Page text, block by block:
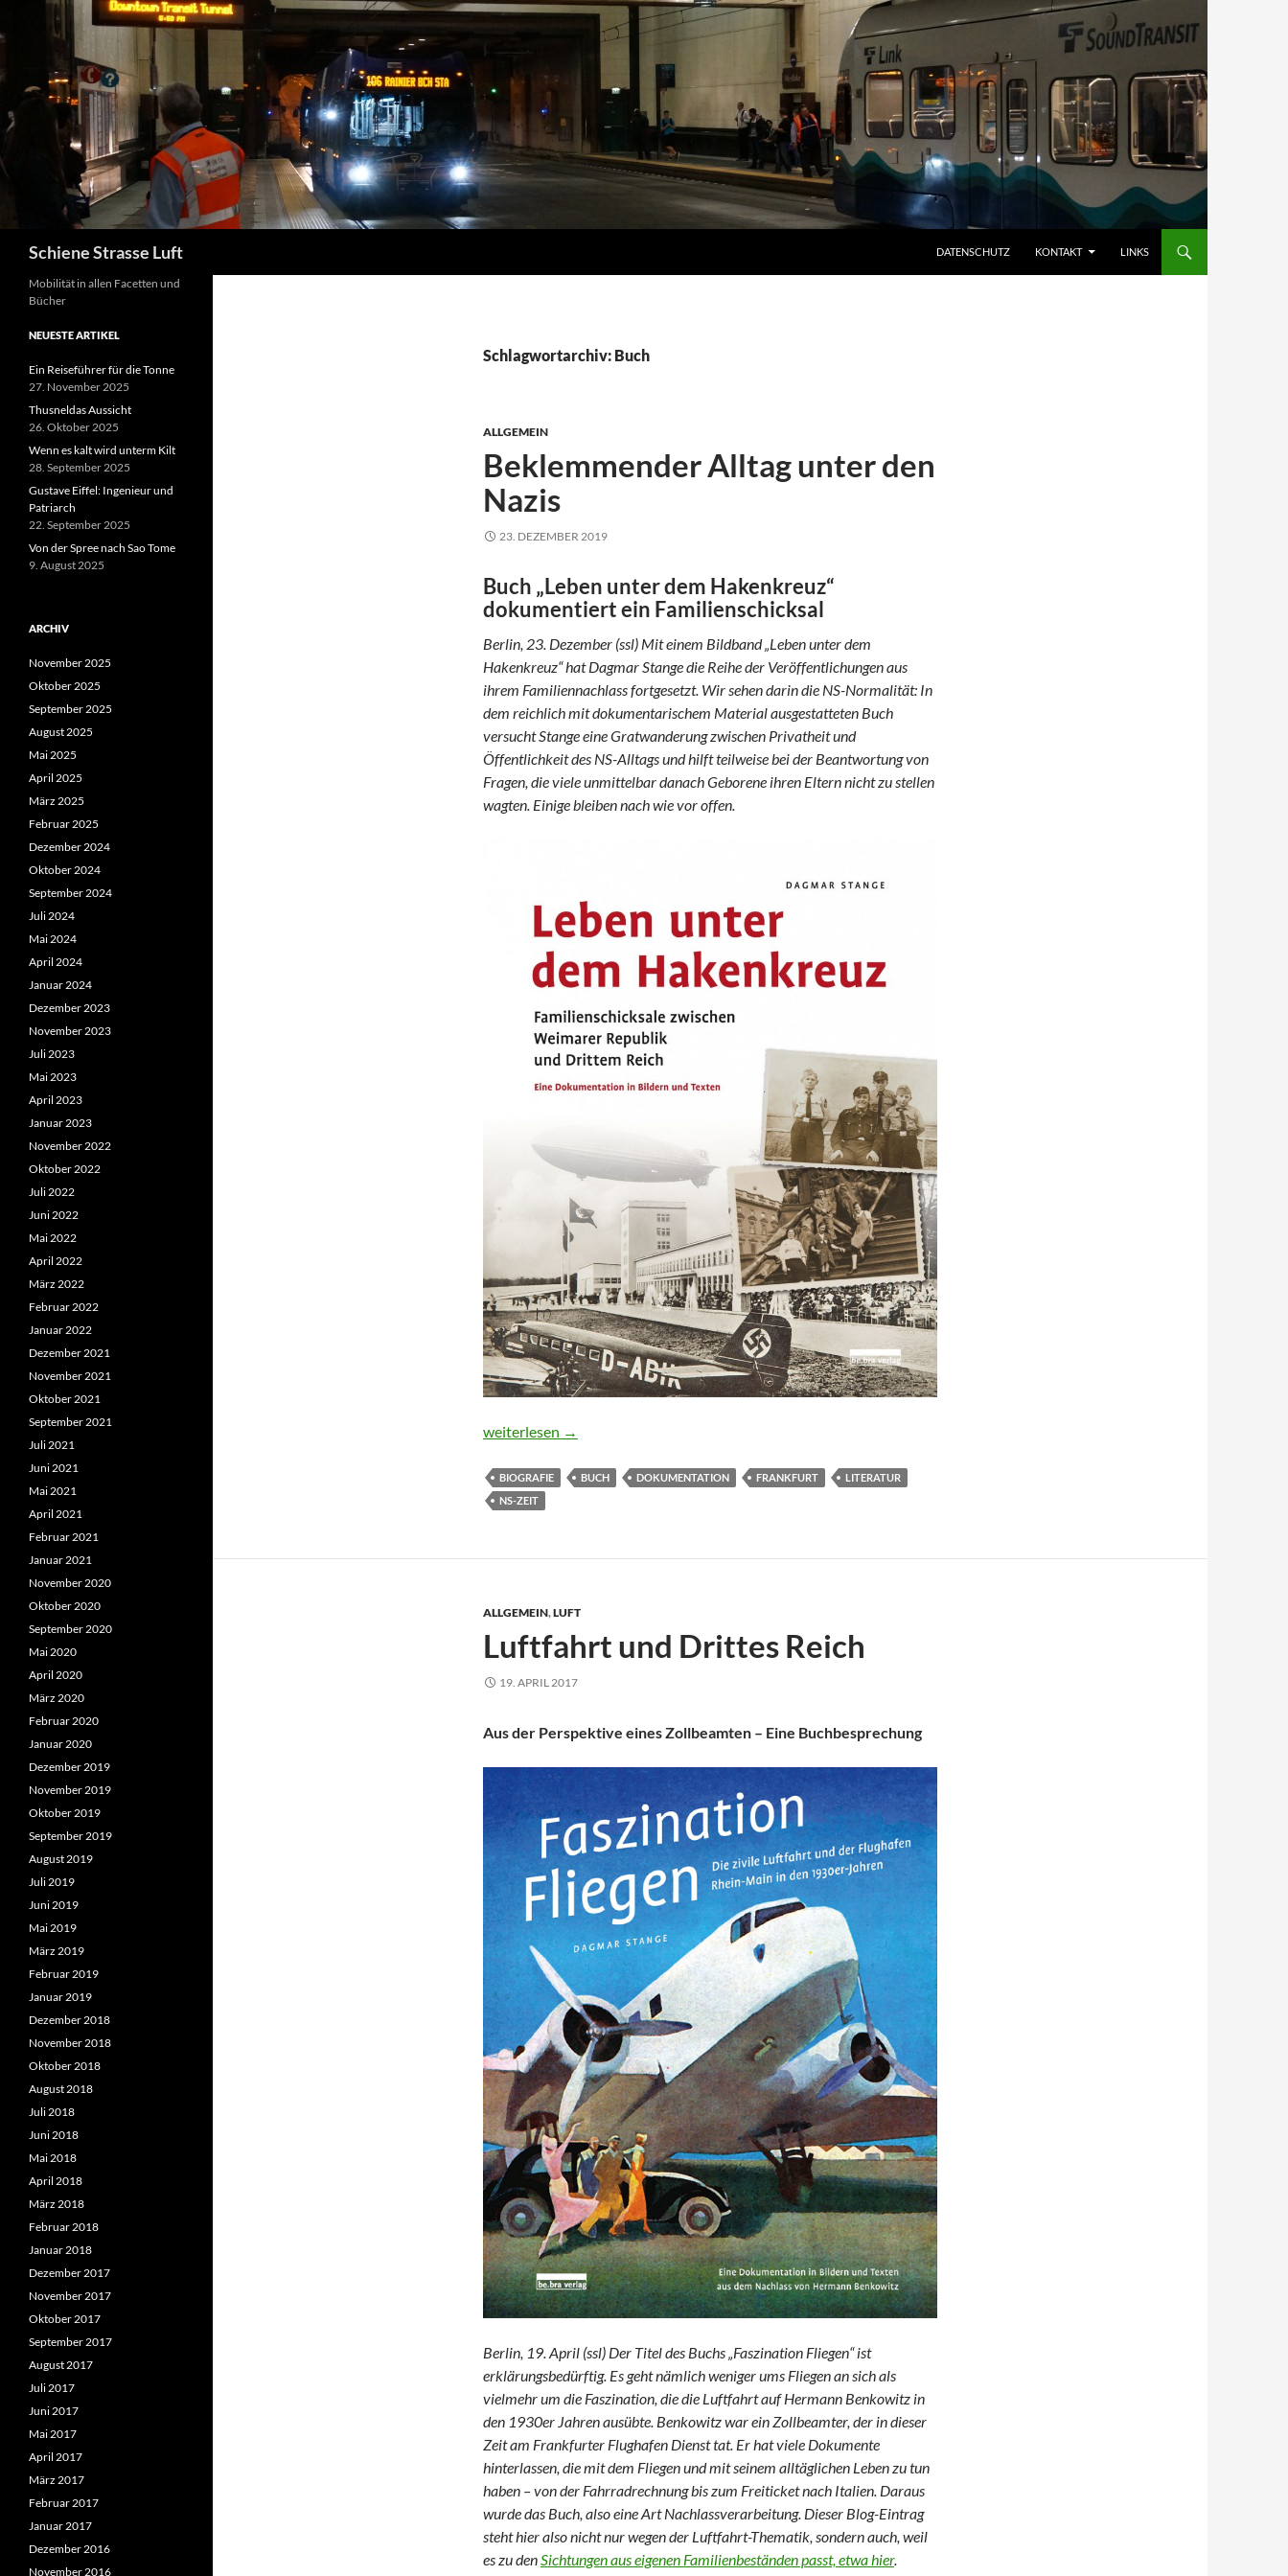
Inhalt
Schiene Strasse Luft DATENSCHUTZ KONTAKT LINKS
Schlagwortarchiv: Buch
ALLGEMEIN
Beklemmender Alltag unter den
Nazis
23. DEZEMBER 2019
Buch „Leben unter dem Hakenkreuz“
dokumentiert ein Familienschicksal
Berlin, 23. Dezember (ssl) Mit einem Bildband „Leben unter dem
Hakenkreuz“ hat Dagmar Stange die Reihe der Veröffentlichungen aus
ihrem Familiennachlass fortgesetzt. Wir sehen darin die NS-Normalität: In
dem reichlich mit dokumentarischem Material ausgestatteten Buch
versucht Stange eine Gratwanderung zwischen Privatheit und
Öffentlichkeit des NS-Alltags und hilft teilweise bei der Beantwortung von
Fragen, die viele unmittelbar danach Geborene ihren Eltern nicht zu stellen
wagten. Einige bleiben nach wie vor offen.
Beklemmender Alltag unter den Nazis
weiterlesen →
BIOGRAFIE BUCH DOKUMENTATION FRANKFURT
LITERATUR
NS-ZEIT
ALLGEMEIN,LUFT
Luftfahrt und Drittes Reich
19. APRIL 2017
Aus der Perspektive eines Zollbeamten – Eine Buchbesprechung
Berlin, 19. April (ssl) Der Titel des Buchs „Faszination Fliegen“ ist
erklärungsbedürftig. Es geht nämlich weniger ums Fliegen an sich als
vielmehr um die Faszination, die die Luftfahrt auf Hermann Benkowitz in
den 1930er Jahren ausübte. Benkowitz war ein Zollbeamter, der in dieser
Zeit am Frankfurter Flughafen Dienst tat. Er hat viele Dokumente
hinterlassen, die mit dem Fliegen und mit seinem alltäglichen Leben zu tun
haben – von der Fahrradrechnung bis zum Freiticket nach Italien. Daraus
wurde das Buch, also eine Art Nachlassverarbeitung. Dieser Blog-Eintrag
steht hier also nicht nur wegen der Luftfahrt-Thematik, sondern auch, weil
es zu den Sichtungen aus eigenen Familienbeständen passt, etwa hier.
Mobilität in allen Facetten und
Bücher
NEUESTE ARTIKEL
Ein Reiseführer für die Tonne
27. November 2025
Thusneldas Aussicht
26. Oktober 2025
Wenn es kalt wird unterm Kilt
28. September 2025
Gustave Eiffel: Ingenieur und
Patriarch
22. September 2025
Von der Spree nach Sao Tome
9. August 2025
ARCHIV
November 2025
Oktober 2025
September 2025
August 2025
Mai 2025
April 2025
März 2025
Februar 2025
Dezember 2024
Oktober 2024
September 2024
Juli 2024
Mai 2024
April 2024
Januar 2024
Dezember 2023
November 2023
Juli 2023
Mai 2023
April 2023
Januar 2023
November 2022
Oktober 2022
Juli 2022
Juni 2022
Mai 2022
April 2022
März 2022
Februar 2022
Januar 2022
Dezember 2021
November 2021
Oktober 2021
September 2021
Juli 2021
Juni 2021
Mai 2021
April 2021
Februar 2021
Januar 2021
November 2020
Oktober 2020
September 2020
Mai 2020
April 2020
März 2020
Februar 2020
Januar 2020
Dezember 2019
November 2019
Oktober 2019
September 2019
August 2019
Juli 2019
Juni 2019
Mai 2019
März 2019
Februar 2019
Januar 2019
Dezember 2018
November 2018
Oktober 2018
August 2018
Juli 2018
Juni 2018
Mai 2018
April 2018
März 2018
Februar 2018
Januar 2018
Dezember 2017
November 2017
Oktober 2017
September 2017
August 2017
Juli 2017
Juni 2017
Mai 2017
April 2017
März 2017
Februar 2017
Januar 2017
Dezember 2016
November 2016